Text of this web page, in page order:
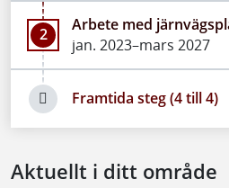
2
Arbete med
jan. 2023–mars 2027
Framtida steg (4 till 4)
Aktuellt i ditt område